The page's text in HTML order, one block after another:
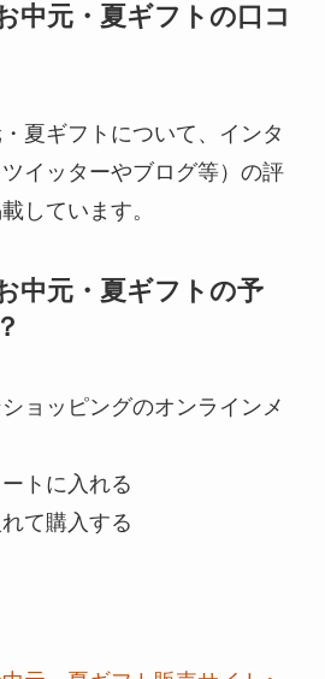
中元・夏ギフトの口コ
夏ギフトについて、インタ
イッターやブログ等）の評
しています。
中元・夏ギフトの予
ョッピングのオンラインメ
トに入れる
て購入する